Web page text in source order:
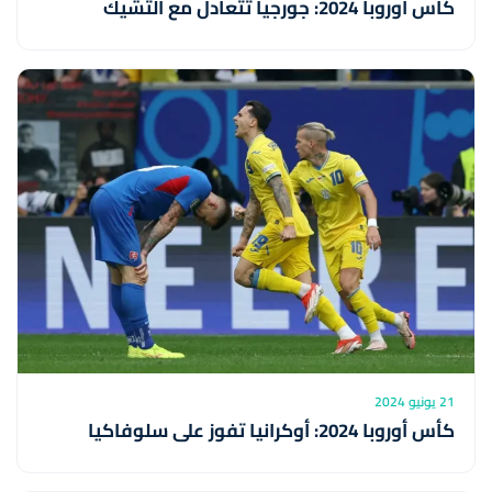
كأس أوروبا 2024: جورجيا تتعادل مع التشيك
21 يونيو 2024
كأس أوروبا 2024: أوكرانيا تفوز على سلوفاكيا